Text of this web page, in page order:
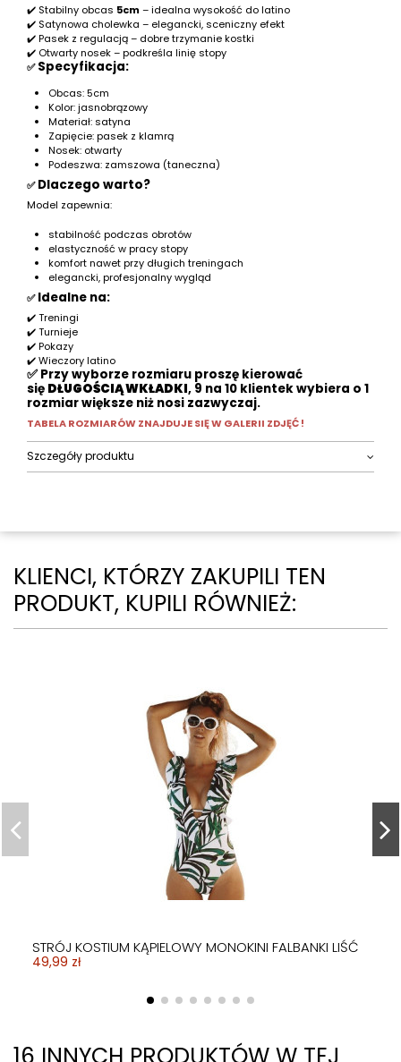
✔️ Stabilny obcas 5cm– idealna wysokość do latino
✔️ Satynowa cholewka – elegancki, sceniczny efekt
✔️ Pasek z regulacją – dobre trzymanie kostki
✔️ Otwarty nosek – podkreśla linię stopy
✅Specyfikacja:
Obcas: 5cm
Kolor: jasnobrązowy
Materiał: satyna
Zapięcie: pasek z klamrą
Nosek: otwarty
Podeszwa: zamszowa (taneczna)
✅Dlaczego warto?
Model zapewnia:
stabilność podczas obrotów
elastyczność w pracy stopy
komfort nawet przy długich treningach
elegancki, profesjonalny wygląd
✅Idealne na:
✔️ Treningi
✔️ Turnieje
✔️ Pokazy
✔️ Wieczory latino
✅ Przy wyborze rozmiaru proszę kierować
się DŁUGOŚCIĄ WKŁADKI, 9 na 10 klientek wybiera o 1
rozmiar większe niż nosi zazwyczaj.
TABELA ROZMIARÓW ZNAJDUJE SIĘ W GALERII ZDJĘĆ !
Szczegóły produktu
KLIENCI, KTÓRZY ZAKUPILI TEN
PRODUKT, KUPILI RÓWNIEŻ:
STRÓJ KOSTIUM KĄPIELOWY MONOKINI FALBANKI LIŚĆ
49,99 zł